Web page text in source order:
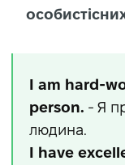
I am hard-
person. - Я
людина.
I have